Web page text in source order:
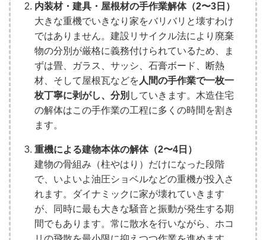
内装材・建具・屋根材の手作業解体（2〜3日）
大きな重機でいきなり家をバリバリと壊すわけ
ではありません。建設リサイクル法により廃棄
物の分別が厳格に義務付けられているため、ま
ずは畳、ガラス、サッシ、石膏ボード、断熱
材、そして屋根瓦などを 人間の手作業で一枚一
枚丁寧に剥がし、分別 していきます。木造住宅
の解体はこの手作業の工程に多くの時間を割き
ます。
重機による建物本体の解体（2〜4日）
建物の骨組み（柱やはり）だけになった段階
で、いよいよ油圧ショベルなどの重機が投入さ
れます。ダイナミックに家が壊れていきます
が、同時に最も大きな騒音と振動が発生する期
間でもあります。常に散水を行いながら、ホコ